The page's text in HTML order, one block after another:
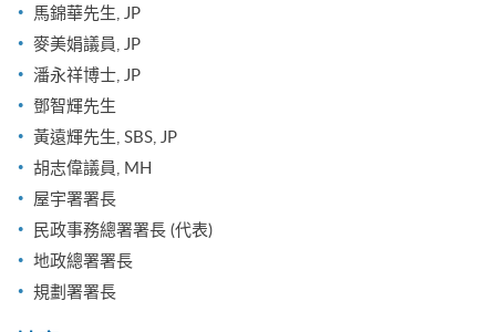
馬錦華先生, JP
麥美娟議員, JP
潘永祥博士, JP
鄧智輝先生
黃遠輝先生, SBS, JP
胡志偉議員, MH
屋宇署署長
民政事務總署署長 (代表)
地政總署署長
規劃署署長